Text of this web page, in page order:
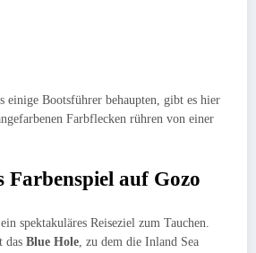
einige Bootsführer behaupten, gibt es hier
Farbflecken rühren von einer
Farbenspiel auf Gozo
spektakuläres Reiseziel zum Tauchen.
das Blue Hole, zu dem die Inland Sea